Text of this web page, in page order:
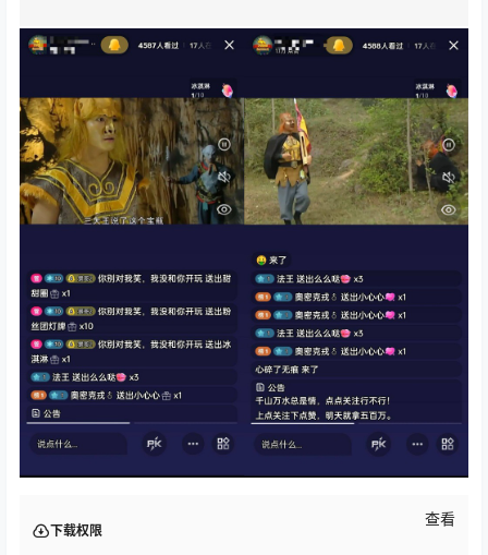
下载权限
查看